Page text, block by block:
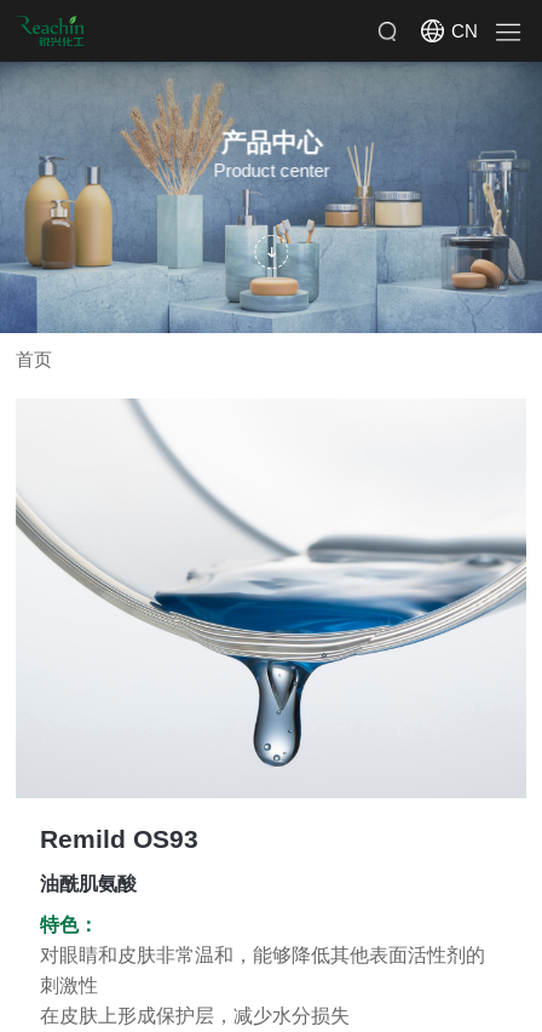
CN
产品中心
Product center
首页
Remild OS93
油酰肌氨酸
特色：
对眼睛和皮肤非常温和，能够降低其他表面活性剂的
刺激性
在皮肤上形成保护层，减少水分损失